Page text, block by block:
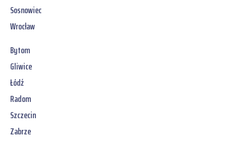
Sosnowiec
Wrocław
Bytom
Gliwice
Łódź
Radom
Szczecin
Zabrze